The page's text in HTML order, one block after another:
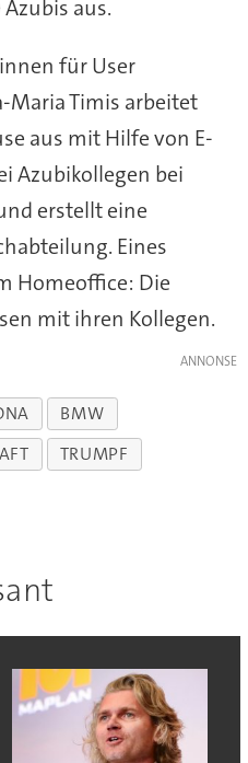
aus.
für User
Maria Timis arbeitet
aus mit Hilfe von E-
Azubikollegen bei
erstellt eine
Eines
Homeoffice: Die
mit ihren Kollegen.
BMW
TRUMPF